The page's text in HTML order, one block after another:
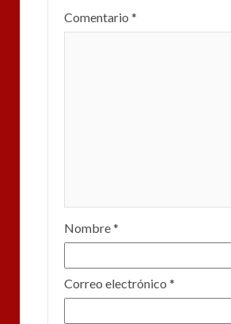
Comentario *
Nombre*
Correo electrónico *